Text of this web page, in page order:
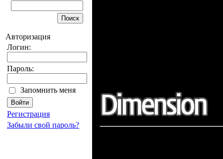
Авторизация
Логин:
Пароль:
Запомнить меня
Регистрация
Забыли свой пароль?